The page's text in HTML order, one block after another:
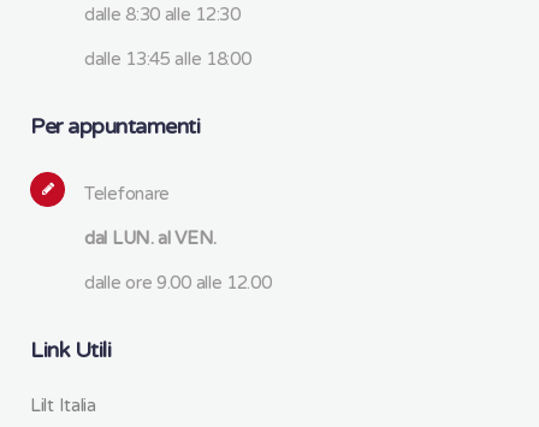
dalle 8:30 alle 12:30
dalle 13:45 alle 18:00
Per appuntamenti
Telefonare
dal LUN. al VEN.
dalle ore 9.00 alle 12.00
Link Utili
Lilt Italia